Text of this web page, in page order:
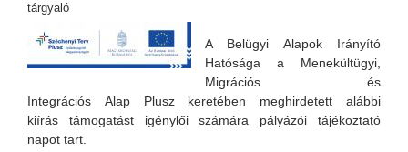
tárgyaló
A Belügyi Alapok Irányító
Hatósága a Menekültügyi,
Migrációs és
Integrációs Alap Plusz keretében meghirdetett alábbi
kiírás támogatást igénylői számára pályázói tájékoztató
napot tart.